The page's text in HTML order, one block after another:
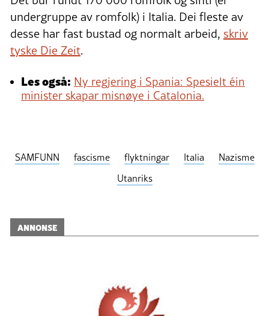
undergruppe av romfolk) i Italia. Dei fleste av
desse har fast bustad og normalt arbeid, skriv
tyske Die Zeit.
Les også: Ny regjering i Spania: Spesielt éin
minister skapar misnøye i Catalonia.
SAMFUNN fascisme flyktningar Italia
Nazisme
Utanriks
ANNONSE